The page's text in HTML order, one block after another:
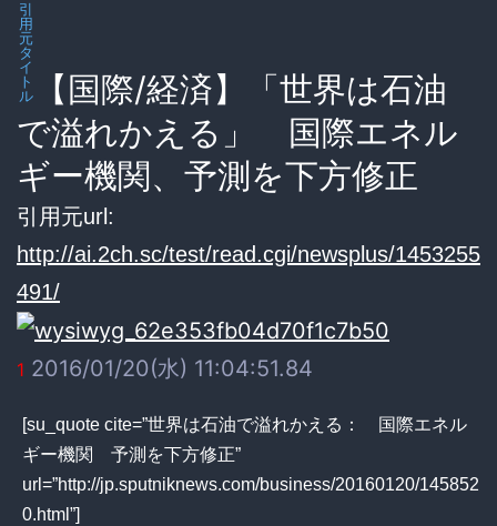
引
用
元
タ
イ
ト
ル
【国際/経済】「世界は石油
で溢れかえる」 国際エネル
ギー機関、予測を下方修正
引用元url:
http://ai.2ch.sc/test/read.cgi/newsplus/1453255
491/
1 2016/01/20(水) 11:04:51.84
[su_quote cite=”世界は石油で溢れかえる： 国際エネル
ギー機関 予測を下方修正”
url=”http://jp.sputniknews.com/business/20160120/145852
0.html”]